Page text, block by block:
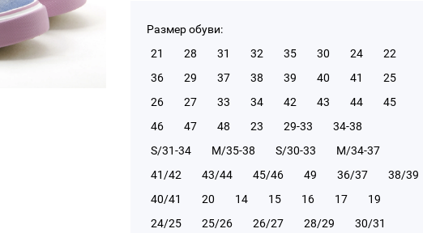
Размер обуви:
21
28 31 32 35 30 24
22
36
29 37 38 39 40 41
25
26
27 33 34 42 43 44
45
46
47 48 23 29-33
34-38
S/31-34
М/35-38 S/30-33
М/34-37
41/42
43/44 45/46 49 36/37
38/39
40/41
20 14 15 16 17
19
24/25
25/26 26/27 28/29
30/31